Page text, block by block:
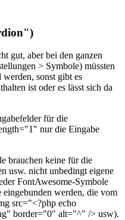
gut, aber bei den ganzen
> Symbole) müssten
sonst gibt es
ist oder es lässt sich da
für die
nur die Eingabe
brauchen keine für die
usw. nicht unbedingt eigene
FontAwesome-Symbole
werden, die vom
src="<?php echo
border="0" alt="^" /> usw).